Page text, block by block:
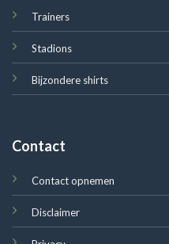
Trainers
Stadions
Bijzondere shirts
Contact
Contact opnemen
Disclaimer